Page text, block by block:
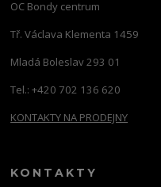
OC Bondy centrum
Tř. Václava Klementa 1459
Mladá Boleslav 293 01
Tel.: +420 702 136 620
KONTAKTY NA PRODEJNY
KONTAKTY